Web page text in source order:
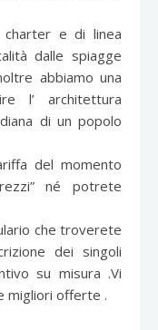
e di linea
dalle spiagge
abbiamo una
l’ architettura
di un popolo
del momento
né potrete
che troverete
dei singoli
su misura .Vi
migliori offerte .